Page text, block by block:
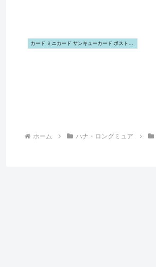
ホーム ハナ・ロングミュア